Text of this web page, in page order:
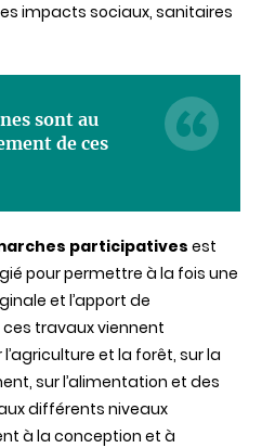
impacts sociaux, sanitaires
sont au
de ces
participatives est
pour permettre à la fois une
et l’apport de
ces travaux viennent
et la forêt, sur la
sur l’alimentation et des
différents niveaux
à la conception et à